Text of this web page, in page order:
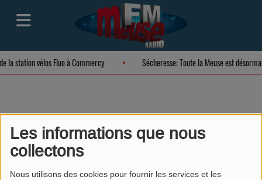
Les informations que nous
collectons
Nous utilisons des cookies pour fournir les services et les
la station vélos Fluo à Commercy Sécheresse: Toute la Meuse est
Être végétarien
(Kylian)